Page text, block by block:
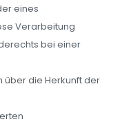
eines
Verarbeitung
bei einer
die Herkunft der